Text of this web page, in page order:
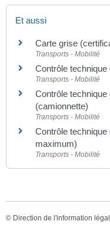
Et aussi
Carte grise
Transports - Mobilité
Contrôle
Transports - Mobilité
Contrôle
(camionnette)
Transports - Mobilité
Contrôle
maximum)
Transports - Mobilité
© Direction de l'information